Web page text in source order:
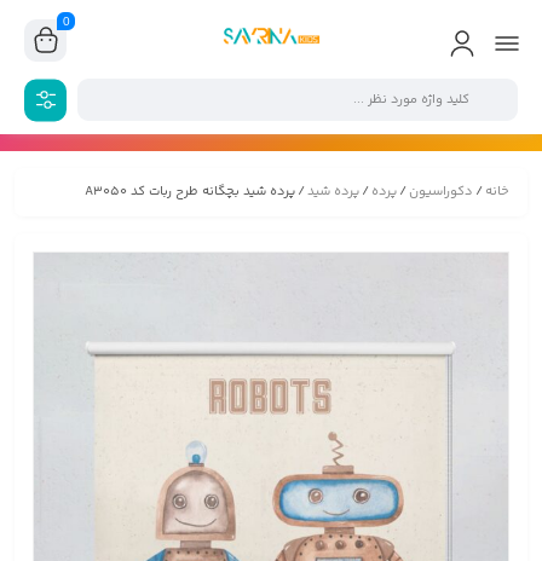
0
خانه/ دکوراسیون/پرده/پرده شید/ پرده شید بچگانه طرح ربات کد A3050